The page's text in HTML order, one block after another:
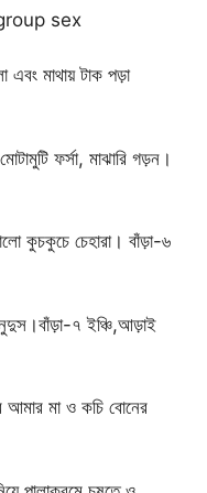
group sex
এবং মাথায় টাক পড়া
ফর্সা, মাঝারি গড়ন।
কুচকুচে চেহারা। বাঁড়া-৬
৭ ইঞ্চি,আড়াই
আমার মা ও‌ কচি বোনের